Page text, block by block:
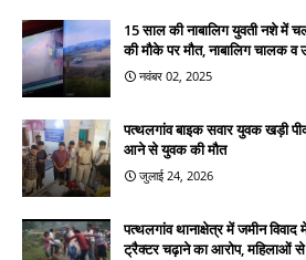
15 साल की नाबालिग युवती नशे में
की मौके पर मौत, नाबालिग चालक व
नवंबर 02, 2025
पत्थलगांव बाइक सवार युवक खड़ी
आने से युवक की मौत
जुलाई 24, 2026
पत्थलगांव थानाक्षेत्र में जमीन
ट्रैक्टर चढ़ाने का आरोप, महिलाओं से